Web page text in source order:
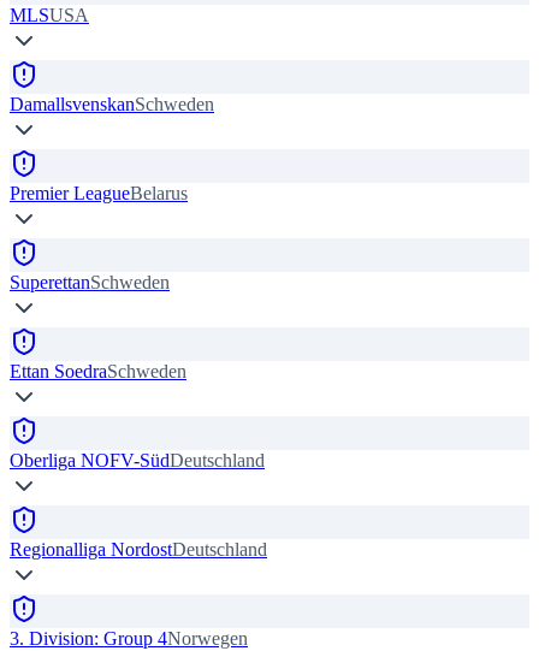
MLSUSA
DamallsvenskanSchweden
Premier LeagueBelarus
SuperettanSchweden
Ettan SoedraSchweden
Oberliga NOFV-SüdDeutschland
Regionalliga NordostDeutschland
3. Division: Group 4Norwegen